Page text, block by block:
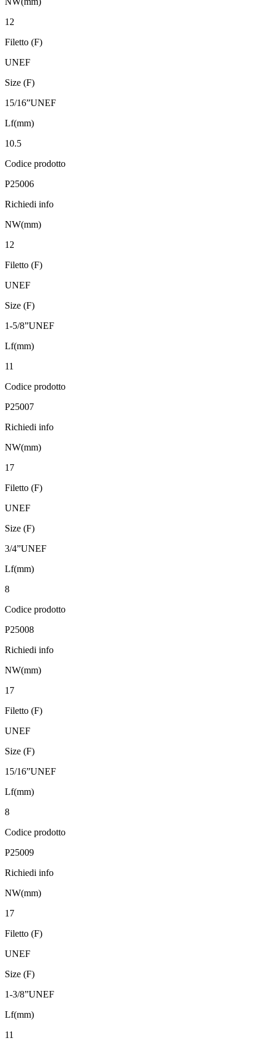
12
Filetto (F)
UNEF
Size (F)
15/16”UNEF
Lf(mm)
10.5
Codice prodotto
P25006
Richiedi info
NW(mm)
12
Filetto (F)
UNEF
Size (F)
1-5/8”UNEF
Lf(mm)
11
Codice prodotto
P25007
Richiedi info
NW(mm)
17
Filetto (F)
UNEF
Size (F)
3/4”UNEF
Lf(mm)
8
Codice prodotto
P25008
Richiedi info
NW(mm)
17
Filetto (F)
UNEF
Size (F)
15/16”UNEF
Lf(mm)
8
Codice prodotto
P25009
Richiedi info
NW(mm)
17
Filetto (F)
UNEF
Size (F)
1-3/8”UNEF
Lf(mm)
11